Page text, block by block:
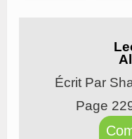
Écrit Par
Page